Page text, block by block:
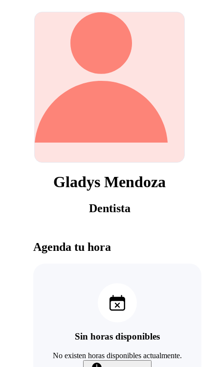
Gladys Mendoza
Dentista
Agenda tu hora
Sin horas disponibles
No existen horas disponibles actualmente.